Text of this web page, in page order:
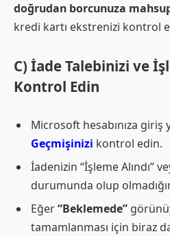
doğrudan borcunuza
kredi kartı ekstrenizi kontrol
C) İade Talebinizi ve
Kontrol Edin
Microsoft hesabınıza giriş
Geçmişinizi kontrol edin.
İadenizin “İşleme Alındı”
durumunda olup
Eğer“Beklemede”
tamamlanması için biraz